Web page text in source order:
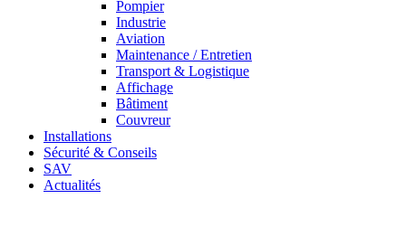
Pompier
Industrie
Aviation
Maintenance / Entretien
Transport & Logistique
Affichage
Bâtiment
Couvreur
Installations
Sécurité & Conseils
SAV
Actualités